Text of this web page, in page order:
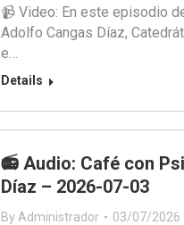
📹 Video: En este episodio
Adolfo Cangas Díaz,
e…
Details
📻 Audio: Café con
Díaz – 2026-07-03
By Administrador 03/07/2026